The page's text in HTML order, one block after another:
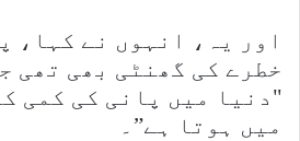
اور یہ، انہوں نے کہا،
خطرے کی گھنٹی بھی تھی
"دنیا میں پانی کی کمی
میں ہوتا ہے”۔